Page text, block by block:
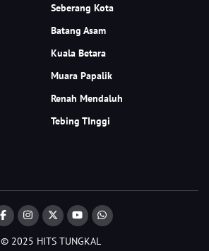
Seberang Kota
Batang Asam
Kuala Betara
Muara Papalik
Renah Mendaluh
Tebing TInggi
© 2025 HITS TUNGKAL